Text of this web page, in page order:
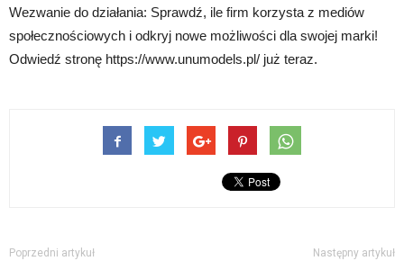
Wezwanie do działania: Sprawdź, ile firm korzysta z mediów
społecznościowych i odkryj nowe możliwości dla swojej marki!
Odwiedź stronę https://www.unumodels.pl/ już teraz.
Poprzedni artykuł Następny artykuł